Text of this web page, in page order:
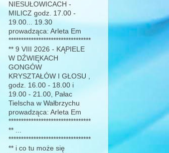
NIESUŁOWICACH -
MILICZ godz. 17.00 -
19.00... 19.30
prowadząca: Arleta Em
*********************************
** 9 VIII 2026 - KĄPIELE
W DŹWIĘKACH
GONGÓW
KRYSZTAŁÓW I GŁOSU ,
godz. 16.00 - 18.00 i
19.00 - 21.00, Pałac
Tielscha w Wałbrzychu
prowadząca: Arleta Em
*********************************
** ...
*********************************
** i co tu może się